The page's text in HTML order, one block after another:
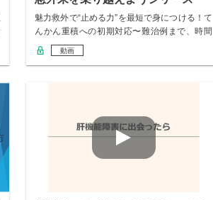
魅力救外で“止める力”を最短で身につける！て
んかん重積への初期対応〜難治例まで、時間
軸で迷…
動画